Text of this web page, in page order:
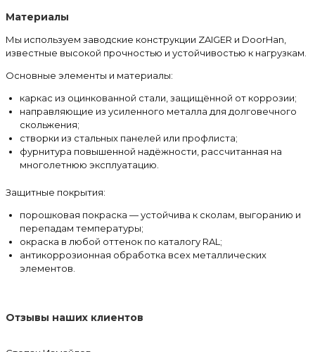
Материалы
Мы используем заводские конструкции ZAIGER и DoorHan,
известные высокой прочностью и устойчивостью к нагрузкам.
Основные элементы и материалы:
каркас из оцинкованной стали, защищённой от коррозии;
направляющие из усиленного металла для долговечного
скольжения;
створки из стальных панелей или профлиста;
фурнитура повышенной надёжности, рассчитанная на
многолетнюю эксплуатацию.
Защитные покрытия:
порошковая покраска — устойчива к сколам, выгоранию и
перепадам температуры;
окраска в любой оттенок по каталогу RAL;
антикоррозионная обработка всех металлических
элементов.
Отзывы наших клиентов